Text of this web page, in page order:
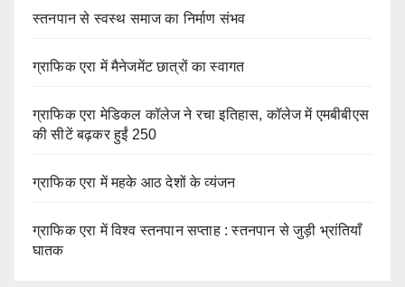
स्तनपान से स्वस्थ समाज का निर्माण संभव
ग्राफिक एरा में मैनेजमेंट छात्रों का स्वागत
ग्राफिक एरा मेडिकल कॉलेज ने रचा इतिहास, कॉलेज में एमबीबीएस
की सीटें बढ़कर हुईं 250
ग्राफिक एरा में महके आठ देशों के व्यंजन
ग्राफिक एरा में विश्व स्तनपान सप्ताह : स्तनपान से जुड़ी भ्रांतियाँ
घातक